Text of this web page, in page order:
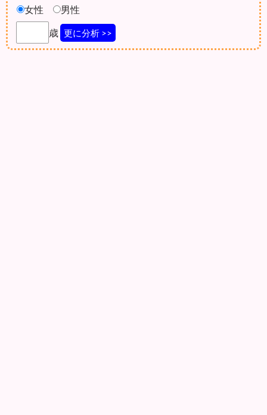
女性 男性
歳 更に分析 >>